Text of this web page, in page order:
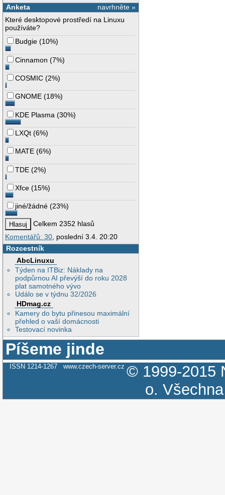
navrhněte »
Anketa
Které desktopové prostředí na Linuxu
používáte?
Budgie (10%)
Cinnamon (7%)
COSMIC (2%)
GNOME (18%)
KDE Plasma (30%)
LXQt (6%)
MATE (6%)
TDE (2%)
Xfce (15%)
jiné/žádné (23%)
Celkem 2352 hlasů
Komentářů: 30 , poslední 3.4. 20:20
Rozcestník
AbcLinuxu
Týden na ITBiz: Náklady na
podpůrnou AI převýší do roku 2028
plat samotného vývo
Událo se v týdnu 32/2026
HDmag.cz
Kamery do bytu přinesou maximální
přehled o vaší domácnosti
Testovací novinka
Píšeme jinde
ISSN 1214-1267 www.czech-server.cz © 1999-2015
o.